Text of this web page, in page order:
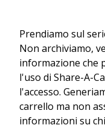
Prendiamo sul
Non archiviamo,
informazione che
l'uso di Share-A-
l'accesso.
carrello ma non
informazioni su